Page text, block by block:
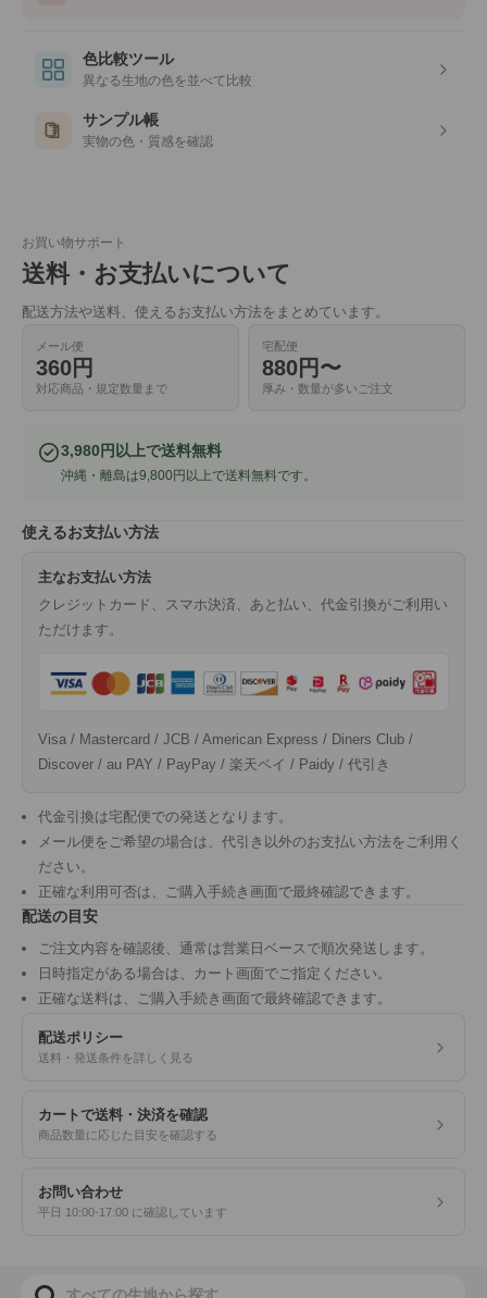
色比較ツール
異なる生地の色を並べて比較
サンプル帳
実物の色・質感を確認
お買い物サポート
送料・お支払いについて
配送方法や送料、使えるお支払い方法をまとめています。
メール便
360円
対応商品・規定数量まで
宅配便
880円〜
厚み・数量が多いご注文
3,980円以上で送料無料
沖縄・離島は9,800円以上で送料無料です。
使えるお支払い方法
主なお支払い方法
クレジットカード、スマホ決済、あと払い、代金引換がご利用い
ただけます。
Visa / Mastercard / JCB / American Express / Diners Club /
Discover / au PAY / PayPay / 楽天ペイ / Paidy / 代引き
代金引換は宅配便での発送となります。
メール便をご希望の場合は、代引き以外のお支払い方法をご利用く
ださい。
正確な利用可否は、ご購入手続き画面で最終確認できます。
配送の目安
ご注文内容を確認後、通常は営業日ベースで順次発送します。
日時指定がある場合は、カート画面でご指定ください。
正確な送料は、ご購入手続き画面で最終確認できます。
配送ポリシー
送料・発送条件を詳しく見る
カートで送料・決済を確認
商品数量に応じた目安を確認する
お問い合わせ
平日 10:00-17:00 に確認しています
商品検索